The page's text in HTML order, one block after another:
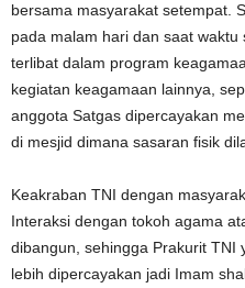
bersama masyarakat setempat.
pada malam hari dan saat
terlibat dalam program
kegiatan keagamaan lainnya,
anggota Satgas dipercayakan
di mesjid dimana sasaran fisik
Keakraban TNI dengan
Interaksi dengan tokoh agama
dibangun, sehingga Prakurit TNI
lebih dipercayakan jadi Imam